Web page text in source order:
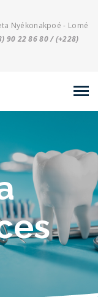
Nyékonakpoé - Lomé
90 22 86 80 / (+228)